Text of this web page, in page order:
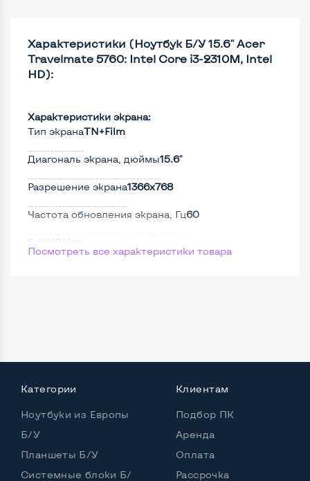
Характеристики (Ноутбук Б/У 15.6" Acer
Travelmate 5760: Intel Core i3-2310M, Intel
HD):
Характеристики экрана:
Тип экранаTN+Film
Диагональ экрана, дюймы15.6"
Разрешение экрана1366x768
Частота обновления экрана, Гц60
Full HD Нет
Мощность:
Частота процессора (базовая-максимальная)
Intel Core i3-2310M (2,10 GHz)
Тип оперативной памяти
DDR3
Посмотреть все характеристики товара
Категории
Ноутбуки из Европы
Б/У
Планшеты Б/У
Системные блоки Б/
Клиентам
Подбор ПК
Аренда
Оплата
Рассрочка